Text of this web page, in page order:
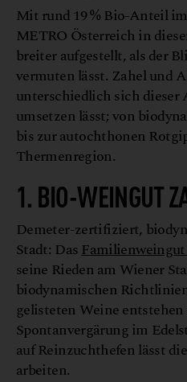
Mit rund 19 % Bio-Anteil
METRO Österreich in
breiter aufgestellt, als der
vermuten lässt. Zahel und
unterschiedlich sich
umsetzen lässt; von
bis zur autochthonen
Thermenregion.
1. BIO-WEINGUT
Demeter-zertifiziert,
Stadt: Das
seine Rieden am Wiener
biodynamischen
gelisteten Weine entstehen
Spontanvergärung im
auf Reinzuchthefen lässt
arbeiten.